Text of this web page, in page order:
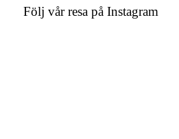
Följ vår resa på Instagram